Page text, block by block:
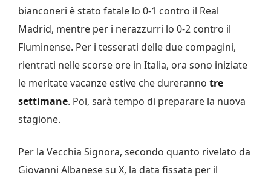
bianconeri è stato fatale lo 0-1 contro il Real
Madrid, mentre per i nerazzurri lo 0-2 contro il
Fluminense. Per i tesserati delle due compagini,
rientrati nelle scorse ore in Italia, ora sono iniziate
le meritate vacanze estive che dureranno tre
settimane. Poi, sarà tempo di preparare la nuova
stagione.
Per la Vecchia Signora, secondo quanto rivelato da
Giovanni Albanese su X, la data fissata per il